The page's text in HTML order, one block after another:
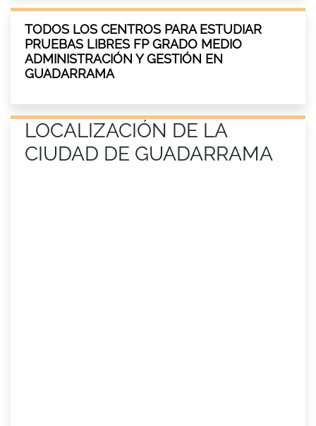
TODOS LOS CENTROS PARA ESTUDIAR
PRUEBAS LIBRES FP GRADO MEDIO
ADMINISTRACIÓN Y GESTIÓN EN
GUADARRAMA
LOCALIZACIÓN DE LA
CIUDAD DE GUADARRAMA